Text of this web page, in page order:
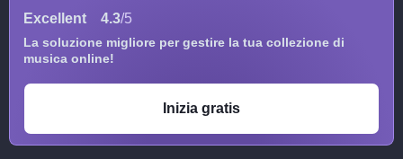
Excellent 4.3/5
La soluzione migliore per gestire la tua collezione di
musica online!
Inizia gratis